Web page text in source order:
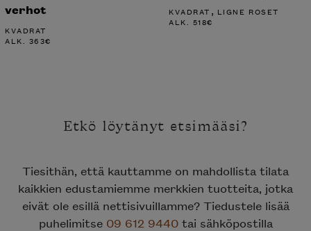
verhot
KVADRAT
ALK. 363€
KVADRAT , LIGNE ROSET
ALK. 518€
Etkö löytänyt etsimääsi?
Tiesithän, että kauttamme on mahdollista tilata
kaikkien edustamiemme merkkien tuotteita, jotka
eivät ole esillä nettisivuillamme? Tiedustele lisää
puhelimitse 09 612 9440tai sähköpostilla